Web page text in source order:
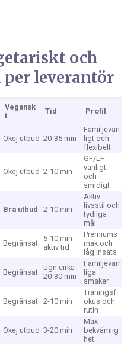
och
leverantör
Vegansk
t
Tid Profil
Okej utbud 20-35 min
Familjevän
ligt och
flexibelt
Okej utbud 2-10 min
GF/LF-
vänligt
och
smidigt
Bra utbud 2-10 min
Aktiv
livsstil och
tydliga
mål
Begränsat
5-10 min
aktiv tid
Premiums
mak och
låg insats
Begränsat
Ugn cirka
20-30 min
Familjevän
liga
smaker
Begränsat 2-10 min
Träningsf
okus och
rutin
Okej utbud 3-20 min
Max
bekvämlig
het